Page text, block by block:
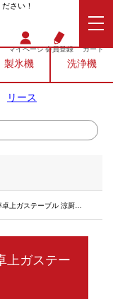
さい！
マイページ会員登録 カート
製氷機 洗浄機
リース
ガステーブル 涼厨タイプ
上ガステー